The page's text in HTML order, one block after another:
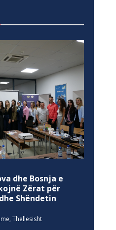
dhe Bosnja e
Zërat për
Shëndetin
, Thellesisht